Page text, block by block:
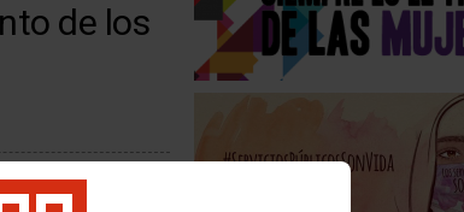
de los